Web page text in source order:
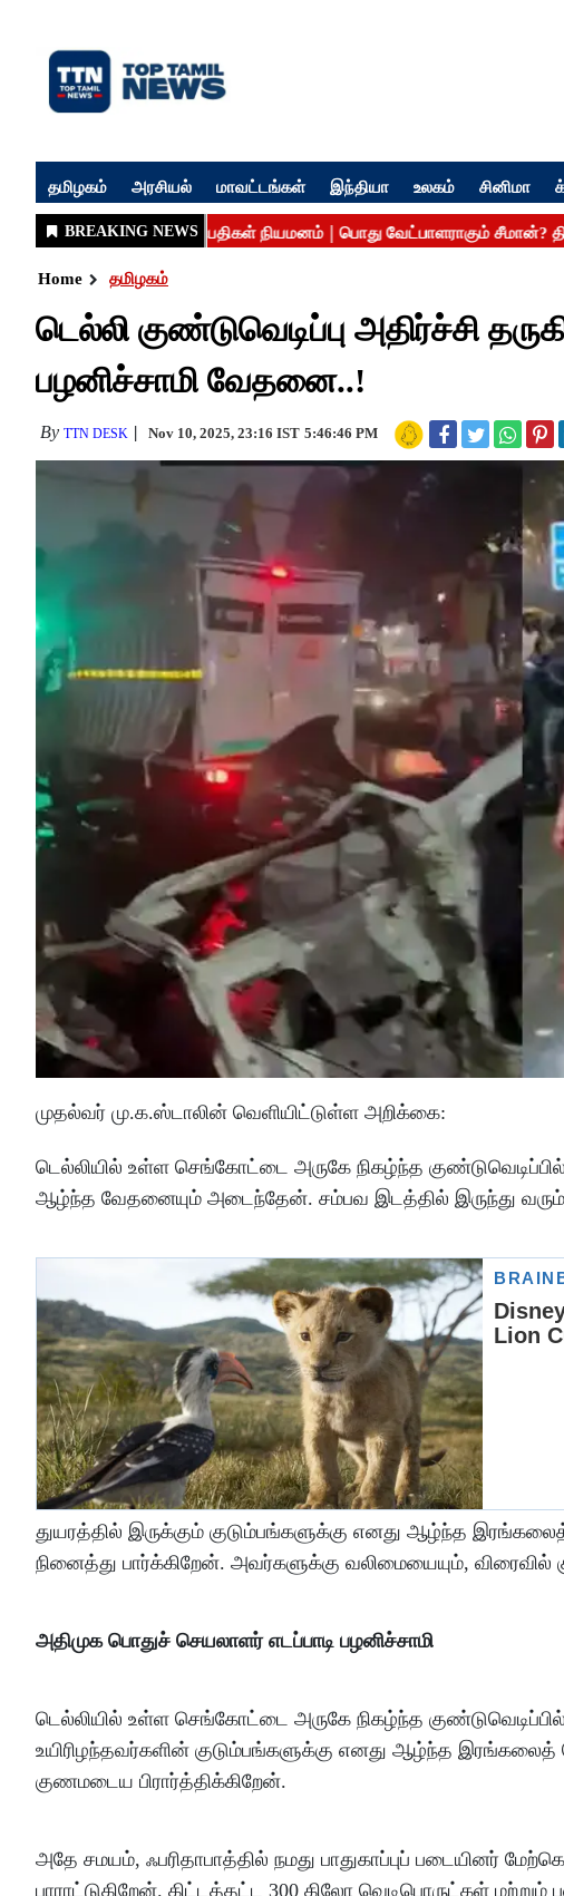
தமிழகம் அரசியல் மாவட்டங்கள் இந்தியா உலகம் சினிமா
Home தமிழகம்
டெல்லி குண்டுவெடிப்பு அதிர்ச்சி
பழனிச்சாமி வேதனை..!
By TTN DESK Nov 10, 2025, 23:16 IST 5:46:46 PM
முதல்வர் மு.க.ஸ்டாலின் வெளியிட்டுள்ள அறிக்கை:
டெல்லியில் உள்ள செங்கோட்டை அருகே நிகழ்ந்த
ஆழ்ந்த வேதனையும் அடைந்தேன். சம்பவ இடத்தில் இருந்து
துயரத்தில் இருக்கும் குடும்பங்களுக்கு எனது ஆழ்ந்த
நினைத்து பார்க்கிறேன். அவர்களுக்கு வலிமையையும்,
அதிமுக பொதுச் செயலாளர் எடப்பாடி பழனிச்சாமி
டெல்லியில் உள்ள செங்கோட்டை அருகே நிகழ்ந்த
உயிரிழந்தவர்களின் குடும்பங்களுக்கு எனது ஆழ்ந்த
குணமடைய பிரார்த்திக்கிறேன்.
அதே சமயம், ஃபரிதாபாத்தில் நமது பாதுகாப்புப் படையினர்
பாராட்டுகிறேன். கிட்டத்தட்ட 300 கிலோ வெடிபொருட்கள் மற்றும்